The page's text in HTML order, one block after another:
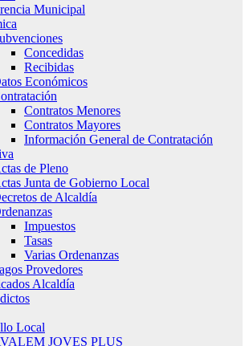
Municipal
Concedidas
Recibidas
Económicos
Contratos Menores
Contratos Mayores
Información General de Contratación
de Pleno
Junta de Gobierno Local
de Alcaldía
Impuestos
Tasas
Varias Ordenanzas
Provedores
Alcaldía
Local
JOVES PLUS